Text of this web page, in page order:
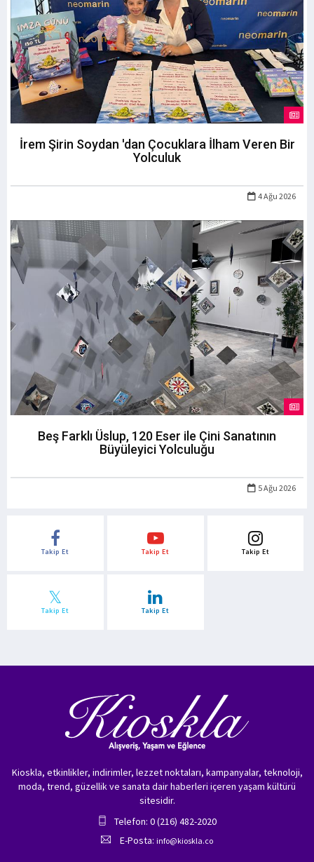
İrem Şirin Soydan 'dan Çocuklara İlham Veren Bir
Yolculuk
4 Ağu 2026
Beş Farklı Üslup, 120 Eser ile Çini Sanatının
Büyüleyici Yolculuğu
5 Ağu 2026
Takip Et Takip Et Takip Et
Takip Et Takip Et
Kioskla, etkinlikler, indirimler, lezzet noktaları, kampanyalar, teknoloji,
moda, trend, güzellik ve sanata dair haberleri içeren yaşam kültürü
sitesidir.
Telefon: 0 (216) 482-2020
E-Posta: info@kioskla.co